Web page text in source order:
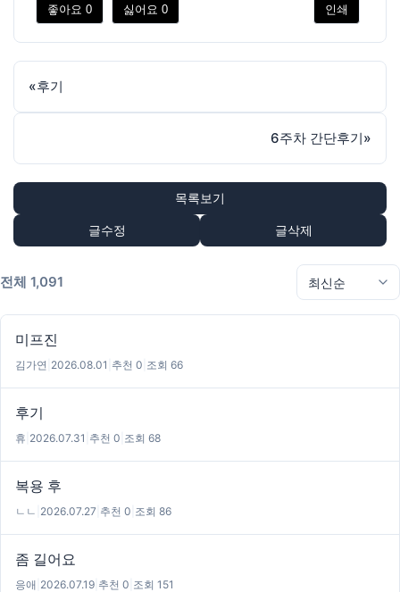
좋아요 0 싫어요 0 인쇄
«후기
6주차 간단후기»
목록보기
글수정 글삭제
전체 1,091
미프진
김가연 2026.08.01 추천 0 조회 66
후기
휴 2026.07.31 추천 0 조회 68
복용 후
ㄴㄴ 2026.07.27 추천 0 조회 86
좀 길어요
응애 2026.07.19 추천 0 조회 151